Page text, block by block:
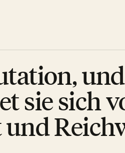
sie sich